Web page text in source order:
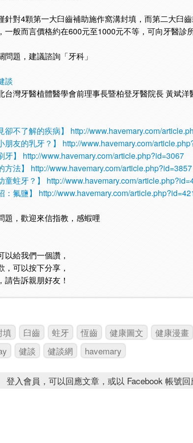
針對4顆第一大臼齒補助施作窩溝封填，而第二大臼
一般而言價格約在600元至1000元不等，可向牙醫診
問題，建議諮詢「牙科」
談
台灣牙醫植體醫學會前理事長暨柏登牙醫院長 黃斌洋
卻不了解的疾病】
http://www.havemary.com/
朋友的乳牙？】
http://www.havemary.com/
牙】
http://www.havemary.com/article.php?id=3067
方法】
http://www.havemary.com/article.php?id=3857
童蛀牙？】
http://www.havemary.com/
：氟鹽】
http://www.havemary.com/
題，歡迎來信指教，感蝦哩
以給我們一個讚，
，可以按下分享，
請告訴親朋好友！
填 臼齒 蛀牙 恆齒 健康圖文 健康漫畫
健談 健談網 havemary
登入會員，可以回應文章，或以 Facebook 帳號回